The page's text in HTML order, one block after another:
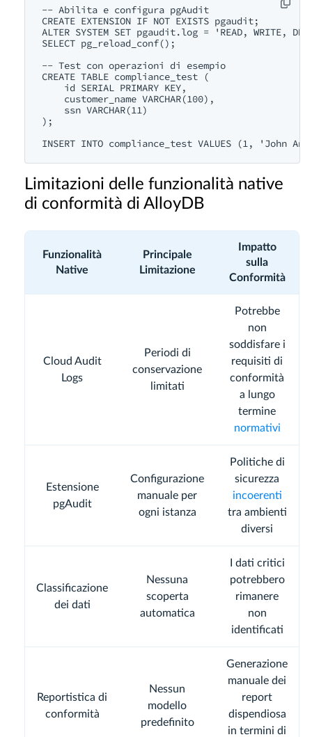
-- Abilita e configura pgAudit
CREATE EXTENSION IF NOT EXISTS pgaudit;
ALTER SYSTEM SET pgaudit.log = 'READ, WRITE,
SELECT pg_reload_conf();
-- Test con operazioni di esempio
CREATE TABLE compliance_test (
    id SERIAL PRIMARY KEY,
    customer_name VARCHAR(100),
    ssn VARCHAR(11)
);
Limitazioni delle funzionalità native
di conformità di AlloyDB
Funzionalità
Native
Principale
Limitazione
Impatto
sulla
Conformità
Cloud Audit
Logs
Periodi di
conservazione
limitati
Potrebbe
non
soddisfare i
requisiti di
conformità
a lungo
termine
normativi
Estensione
pgAudit
Configurazione
manuale per
ogni istanza
Politiche di
sicurezza
incoerenti
tra ambienti
diversi
Classificazione
dei dati
Nessuna
scoperta
automatica
I dati critici
potrebbero
rimanere
non
identificati
Reportistica di
conformità
Nessun
modello
predefinito
Generazione
manuale dei
report
dispendiosa
in termini di